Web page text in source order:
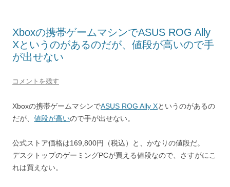
Xboxの携帯ゲームマシンでASUS ROG Ally
Xというのがあるのだが、値段が高いので手
が出せない
コメントを残す
Xboxの携帯ゲームマシンでASUS ROG Ally Xというのがあるの
だが、 値段が高いので手が出せない。
公式ストア価格は169,800円（税込）と、かなりの値段だ。
デスクトップのゲーミングPCが買える値段なので、さすがにこ
れは買えない。